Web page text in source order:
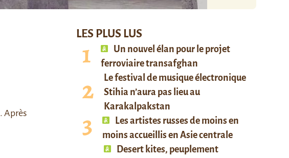
. Après
LES PLUS LUS
Un nouvel élan pour le projet
ferroviaire transafghan
Le festival de musique électronique
Stihia n’aura pas lieu au
Karakalpakstan
Les artistes russes de moins en
moins accueillis en Asie centrale
Desert kites, peuplement